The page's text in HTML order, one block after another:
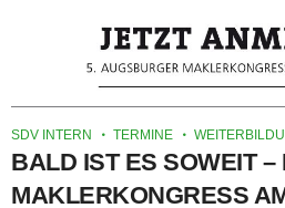
SDV INTERN TERMINE
BALD IST ES SOWEIT –
MAKLERKONGRESS